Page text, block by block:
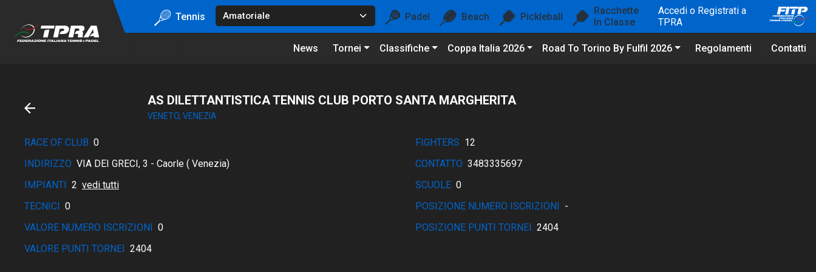
Tennis Padel Beach Pickleball
Racchette
In Classe
Accedi o Registrati a
TPRA
News Tornei Classifiche Coppa Italia 2026 Road To Torino By Fulfil 2026 Regolamenti Contatti
AS DILETTANTISTICA TENNIS CLUB PORTO SANTA MARGHERITA
VENETO, VENEZIA
RACE OF CLUB 0 FIGHTERS 12
INDIRIZZO VIA DEI GRECI, 3 - Caorle ( Venezia) CONTATTO 3483335697
IMPIANTI 2 vedi tutti SCUOLE 0
TECNICI 0 POSIZIONE NUMERO ISCRIZIONI -
VALORE NUMERO ISCRIZIONI 0 POSIZIONE PUNTI TORNEI 2404
VALORE PUNTI TORNEI 2404